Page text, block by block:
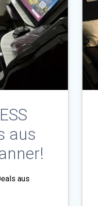
aus
aus